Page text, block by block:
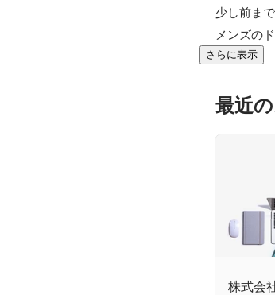
少し前ま
メンズの
さらに表示
最近
株式会